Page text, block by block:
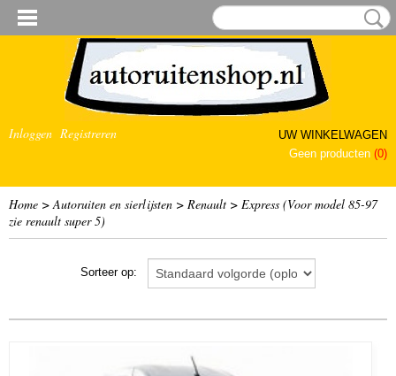
Inloggen Registreren
UW WINKELWAGEN
Geen producten (0)
Home >Autoruiten en sierlijsten > Renault > Express (Voor model 85-97
zie renault super 5)
Sorteer op: